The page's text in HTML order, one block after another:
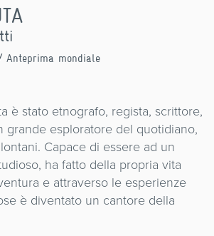
mondiale
è stato etnografo, regista, scrittore,
grande esploratore del quotidiano,
Capace di essere ad un
ha fatto della propria vita
e attraverso le esperienze
è diventato un cantore della